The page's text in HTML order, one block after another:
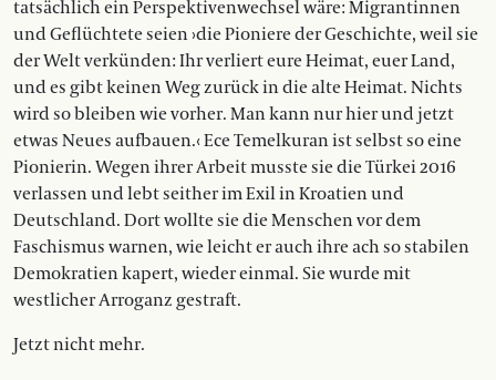
tatsächlich ein Perspektivenwechsel wäre: Migrantinnen
und Geflüchtete seien ›die Pioniere der Geschichte, weil sie
der Welt verkünden: Ihr verliert eure Heimat, euer Land,
und es gibt keinen Weg zurück in die alte Heimat. Nichts
wird so bleiben wie vorher. Man kann nur hier und jetzt
etwas Neues aufbauen.‹ Ece Temelkuran ist selbst so eine
Pionierin. Wegen ihrer Arbeit musste sie die Türkei 2016
verlassen und lebt seither im Exil in Kroatien und
Deutschland. Dort wollte sie die Menschen vor dem
Faschismus warnen, wie leicht er auch ihre ach so stabilen
Demokratien kapert, wieder einmal. Sie wurde mit
westlicher Arroganz gestraft.
Jetzt nicht mehr.